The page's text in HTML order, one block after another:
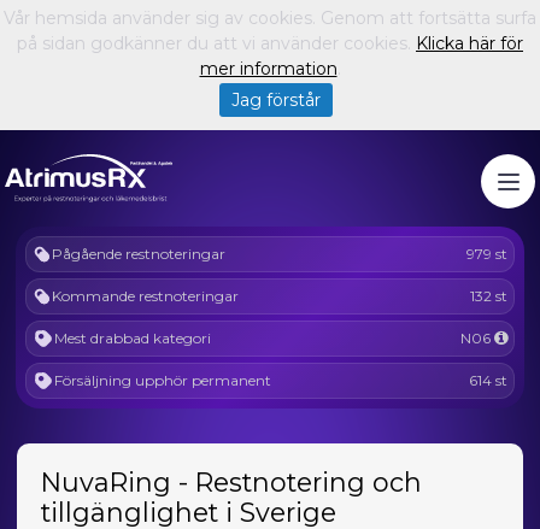
Pågående restnoteringar 979 st
Kommande restnoteringar 132 st
Mest drabbad kategori N06
Försäljning upphör permanent 614 st
NuvaRing - Restnotering och
tillgänglighet i Sverige
Vår hemsida använder sig av cookies. Genom att fortsätta surfa
på sidan godkänner du att vi använder cookies. Klicka här för
mer information.
Jag förstår